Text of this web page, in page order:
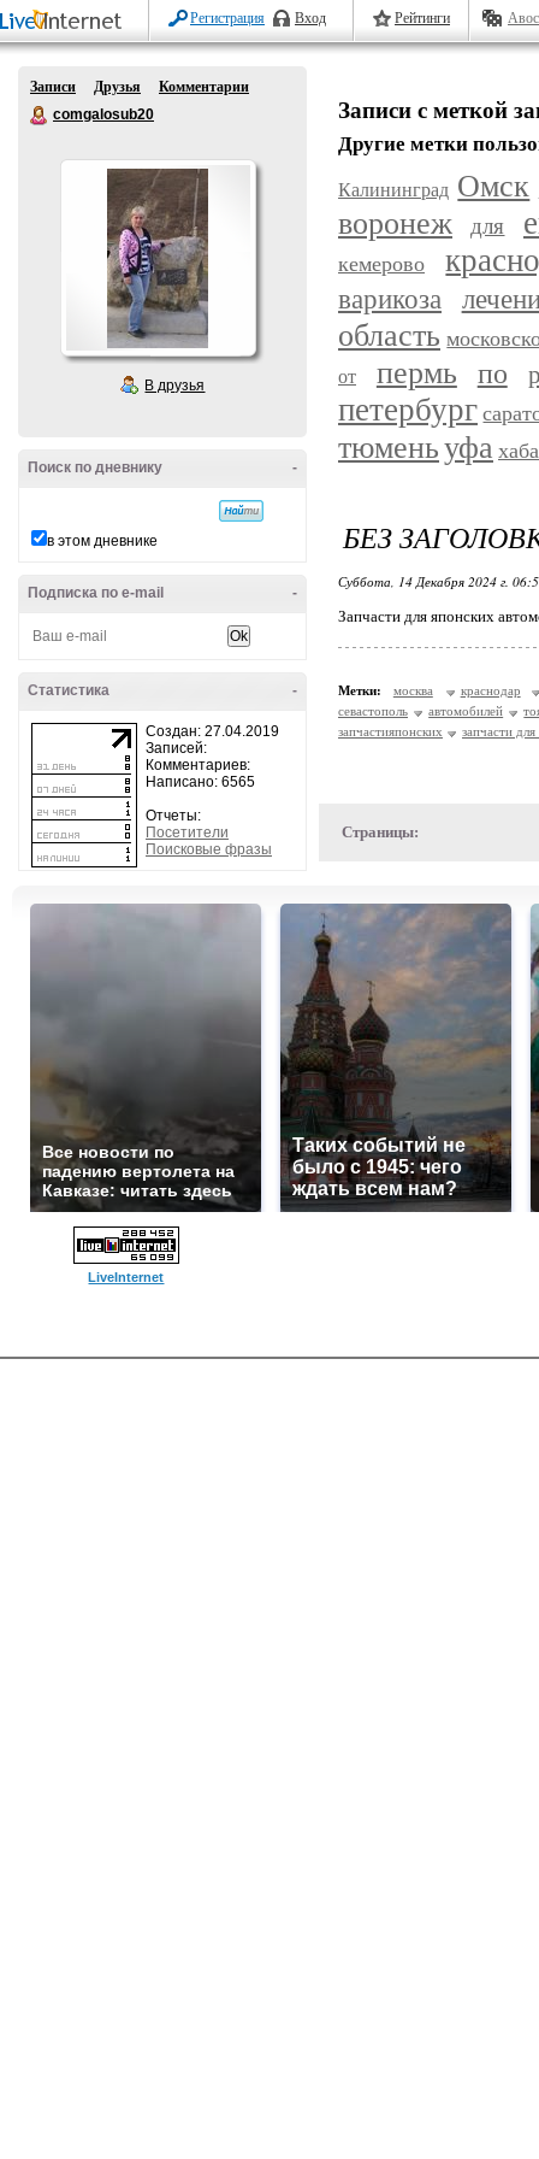
Регистрация Вход Рейтинги
Записи Друзья
Комментарии
comgalosub20
В друзья
-
Поиск по дневнику
в этом дневнике
-
Подписка по e-mail
-
Статистика
Создан: 27.04.2019
Записей:
Комментариев:
Написано: 6565
Отчеты:
Посетители
Поисковые фразы
Записи с меткой
Другие метки
Калининград Омск
воронеж для
кемерово
варикоза
область
от пермь по
петербург
тюменьуфа
БЕЗ
Суббота, 14 Декабря 2024 г.
Запчасти для японских
Метки: москва
краснодар
севастополь
автомобилей
запчастияпонских
запчасти
Страницы:
Все новости по
падению вертолета на
Кавказе: читать здесь
Таких событий не
было с 1945: чего
ждать всем нам?
LiveInternet